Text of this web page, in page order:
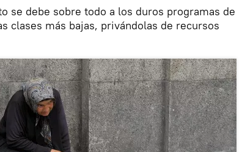
se debe sobre todo a los duros programas de
clases más bajas, privándolas de recursos